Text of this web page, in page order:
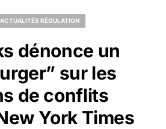
ACTUALITÉS RÉGULATION
dénonce un
sur les
de conflits
York Times